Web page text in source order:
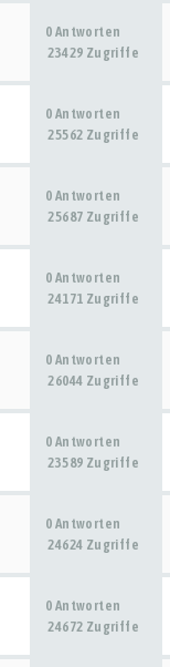
0 Antworten
23429 Zugriffe
0 Antworten
25562 Zugriffe
0 Antworten
25687 Zugriffe
0 Antworten
24171 Zugriffe
0 Antworten
26044 Zugriffe
0 Antworten
23589 Zugriffe
0 Antworten
24624 Zugriffe
0 Antworten
24672 Zugriffe